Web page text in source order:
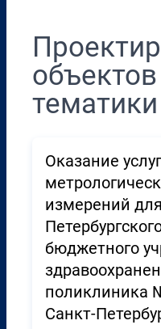
тематики
Оказание
измерений
бюджетного
поликлиника
Санкт-